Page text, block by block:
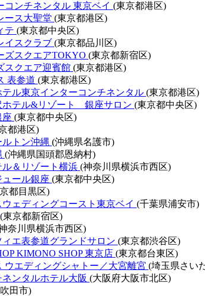
コンチネンタル 東京ベイ (東京都港区)
ース大聖堂 (東京都港区)
テ (東京都中央区)
イスクラブ (東京都品川区)
ズスクエアTOKYO (東京都新宿区)
スクエア迎賓館 (東京都港区)
表参道 (東京都港区)
テル東京インターコンチネンタル (東京都港区)
ホテル&リゾート 銀座サロン (東京都中央区)
座 (東京都中央区)
都港区)
トン沖縄 (沖縄県名護市)
(沖縄県国頭郡恩納村)
＆リゾート横浜 (神奈川県横浜市西区)
ール銀座 (東京都中央区)
都目黒区)
ェディングコースト東京ベイ (千葉県浦安市)
(東京都新宿区)
奈川県横浜市西区)
エ表参道グランドサロン (東京都渋谷区)
KIMONO SHOP 東京店 (東京都台東区)
ウエディングシャトー／大宮離宮 (埼玉県さい
ンタルホテル大阪 (大阪府大阪市北区)
田市)